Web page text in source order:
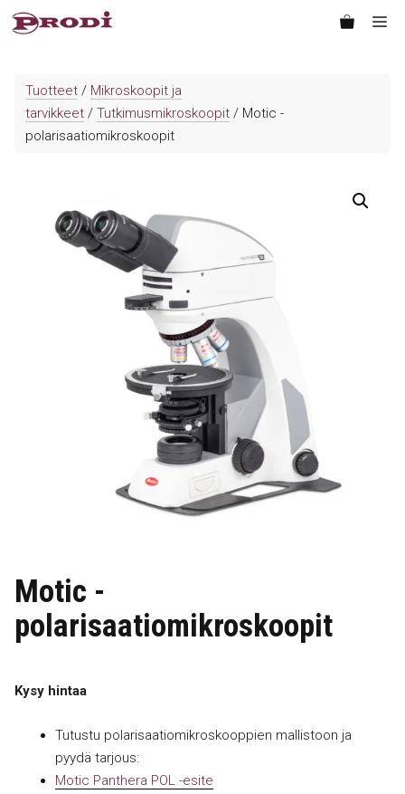
Siirry
sisältöön
Tuotteet / Mikroskoopit ja
tarvikkeet / Tutkimusmikroskoopit / Motic -
polarisaatiomikroskoopit
Motic -
polarisaatiomikroskoopit
Kysy hintaa
Tutustu polarisaatiomikroskooppien mallistoon ja
pyydä tarjous:
Motic Panthera POL -esite